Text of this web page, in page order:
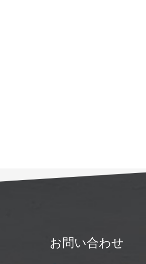
お問い合わせ